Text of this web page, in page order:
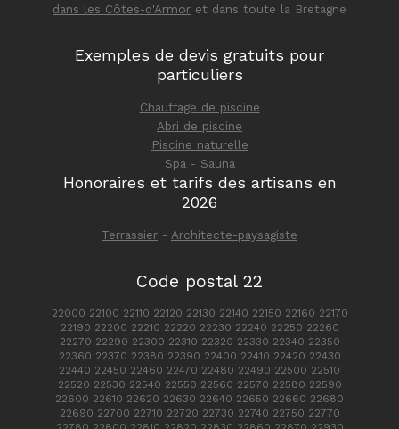
dans les Côtes-d'Armor et dans toute la Bretagne
Exemples de devis gratuits pour
particuliers
Chauffage de piscine
Abri de piscine
Piscine naturelle
Spa - Sauna
Honoraires et tarifs des artisans en
2026
Terrassier - Architecte-paysagiste
Code postal 22
22000 22100 22110 22120 22130 22140 22150 22160 22170
22190 22200 22210 22220 22230 22240 22250 22260
22270 22290 22300 22310 22320 22330 22340 22350
22360 22370 22380 22390 22400 22410 22420 22430
22440 22450 22460 22470 22480 22490 22500 22510
22520 22530 22540 22550 22560 22570 22580 22590
22600 22610 22620 22630 22640 22650 22660 22680
22690 22700 22710 22720 22730 22740 22750 22770